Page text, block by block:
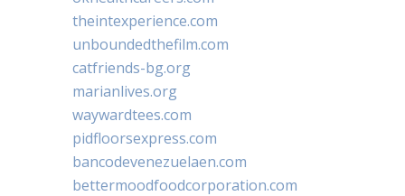
theintexperience.com
unboundedthefilm.com
catfriends-bg.org
marianlives.org
waywardtees.com
pidfloorsexpress.com
bancodevenezuelaen.com
bettermoodfoodcorporation.com